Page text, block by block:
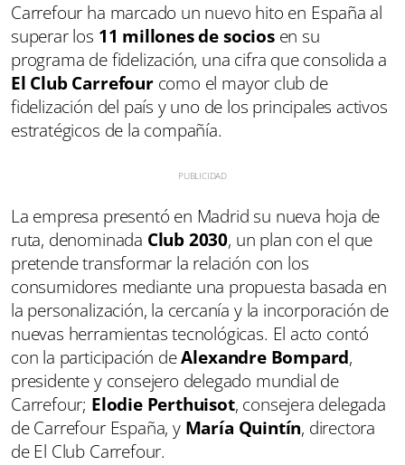
Carrefour ha marcado un nuevo hito en España al
superar los 11 millones de sociosen su
programa de fidelización, una cifra que consolida a
El Club Carrefourcomo el mayor club de
fidelización del país y uno de los principales activos
estratégicos de la compañía.
La empresa presentó en Madrid su nueva hoja de
ruta, denominada Club 2030, un plan con el que
pretende transformar la relación con los
consumidores mediante una propuesta basada en
la personalización, la cercanía y la incorporación de
nuevas herramientas tecnológicas. El acto contó
con la participación deAlexandre Bompard,
presidente y consejero delegado mundial de
Carrefour; Elodie Perthuisot, consejera delegada
de Carrefour España, y María Quintín, directora
de El Club Carrefour.